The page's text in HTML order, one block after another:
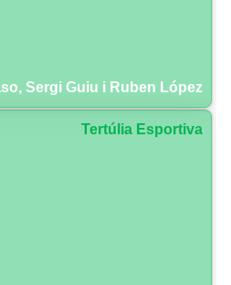
Sergi Guiu i Ruben López
Tertúlia Esportiva